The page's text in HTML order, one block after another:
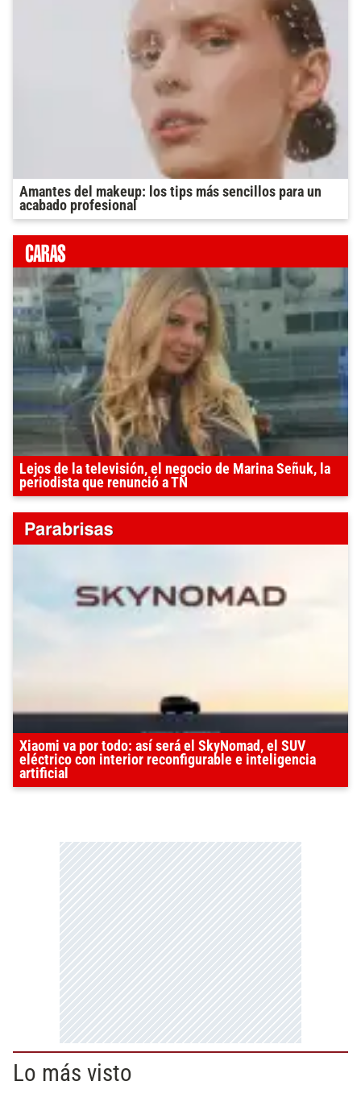
Amantes del makeup: los tips más sencillos para un
acabado profesional
Lejos de la televisión, el negocio de Marina Señuk, la
periodista que renunció a TN
Xiaomi va por todo: así será el SkyNomad, el SUV
eléctrico con interior reconfigurable e inteligencia
artificial
Lo más visto